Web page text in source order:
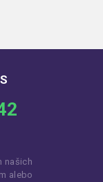
našich
alebo